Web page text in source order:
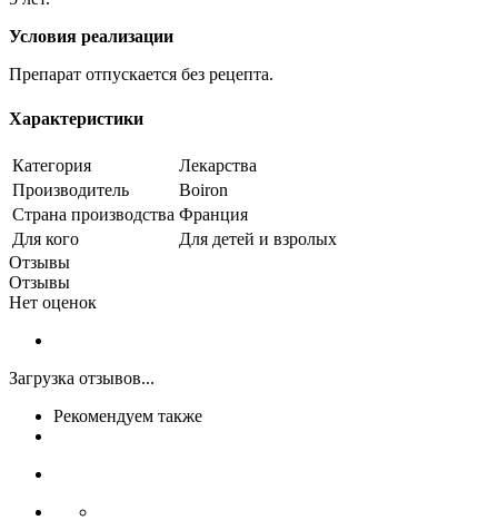
Условия реализации
Препарат отпускается без рецепта.
Характеристики
Категория
Лекарства
Производитель
Boiron
Страна производства Франция
Для кого
Для детей и взролых
Отзывы
Отзывы
Нет оценок
Загрузка отзывов...
Рекомендуем также